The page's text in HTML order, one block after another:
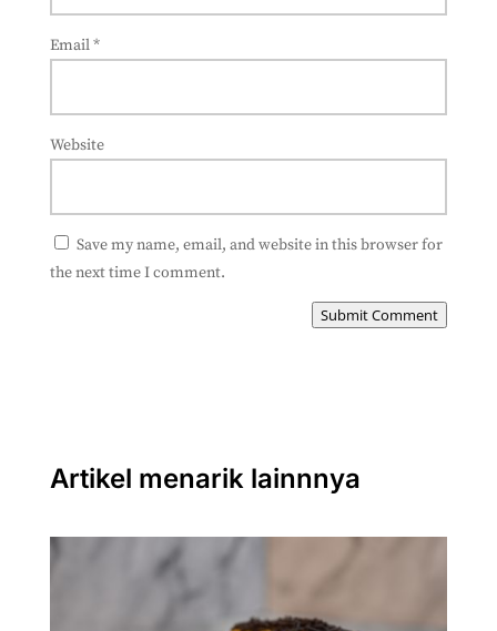
Email*
Website
Save my name, email, and website in this browser for
the next time I comment.
Submit Comment
Artikel menarik lainnnya